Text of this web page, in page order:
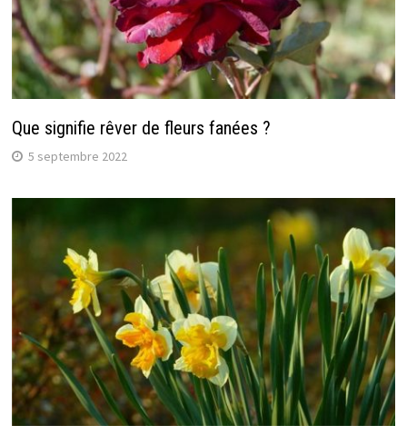
Que signifie rêver de fleurs fanées ?
5 septembre 2022